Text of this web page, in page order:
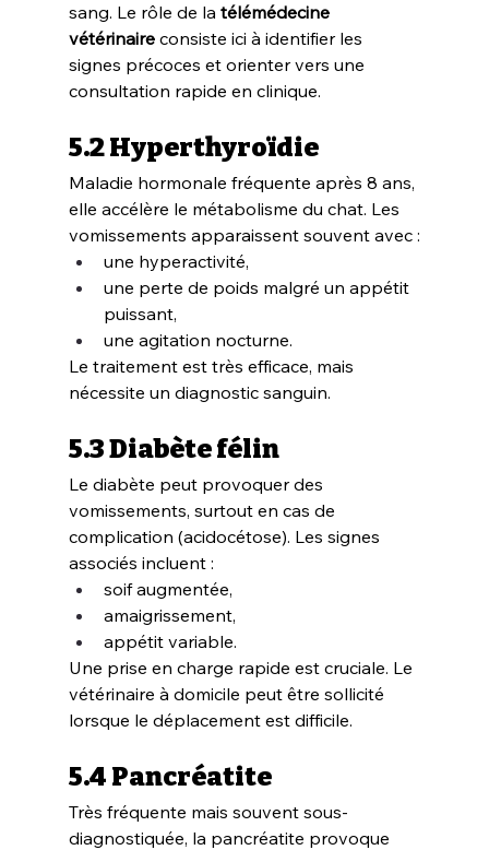
sang. Le rôle de la télémédecine
vétérinaire consiste ici à identifier les
signes précoces et orienter vers une
consultation rapide en clinique.
5.2 Hyperthyroïdie
Maladie hormonale fréquente après 8 ans,
elle accélère le métabolisme du chat. Les
vomissements apparaissent souvent avec :
une hyperactivité,
une perte de poids malgré un appétit
puissant,
une agitation nocturne.
Le traitement est très efficace, mais
nécessite un diagnostic sanguin.
5.3 Diabète félin
Le diabète peut provoquer des
vomissements, surtout en cas de
complication (acidocétose). Les signes
associés incluent :
soif augmentée,
amaigrissement,
appétit variable.
Une prise en charge rapide est cruciale. Le
vétérinaire à domicile peut être sollicité
lorsque le déplacement est difficile.
5.4 Pancréatite
Très fréquente mais souvent sous-
diagnostiquée, la pancréatite provoque